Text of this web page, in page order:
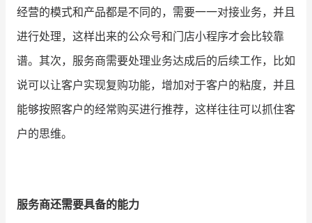
有赞云 数据通服务
经营的模式和产品都是不同的，需要一一对接业务，并且
进行处理，这样出来的公众号和门店小程序才会比较靠
谱。其次，服务商需要处理业务达成后的后续工作，比如
说可以让客户实现复购功能，增加对于客户的粘度，并且
能够按照客户的经常购买进行推荐，这样往往可以抓住客
户的思维。
服务商还需要具备的能力